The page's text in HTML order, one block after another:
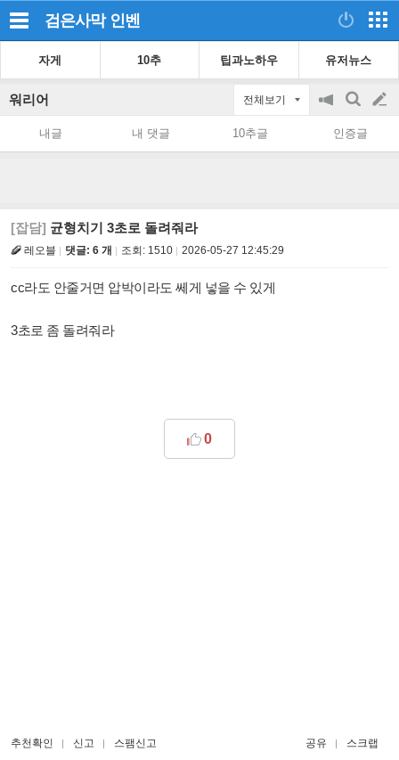
검은사막 인벤
자게 10추 팁과노하우 유저뉴스
워리어 전체보기
공
on/off
검
색
글
쓰
내글 내 댓글 10추글 인증글
[잡담] 균형치기 3초로 돌려줘라
레오블 댓글: 6 개 조회: 1510 2026-05-27 12:45:29
cc라도 안줄거면 압박이라도 쎄게 넣을 수 있게
3초로 좀 돌려줘라
0
추천확인 신고 스팸신고 공유 스크랩